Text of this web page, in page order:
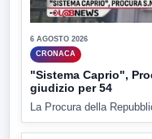
6 AGOSTO 2026
CRONACA
"Sistema Caprio",
giudizio per 54
La Procura della